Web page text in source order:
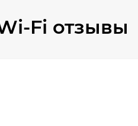
Fi отзывы